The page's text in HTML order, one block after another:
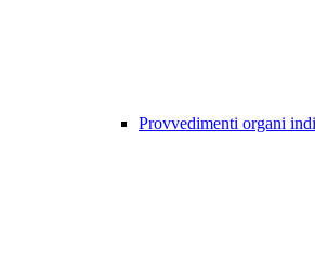
Provvedimenti organi